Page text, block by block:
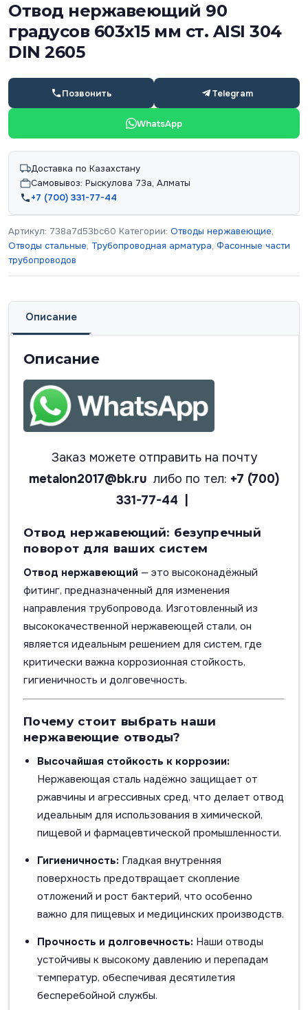
Отвод нержавеющий 90
градусов 603х15 мм ст. AISI 304
DIN 2605
Позвонить Telegram
WhatsApp
Доставка по Казахстану
Самовывоз: Рыскулова 73а, Алматы
+7 (700) 331-77-44
Артикул: 738a7d53bc60 Категории: Отводы нержавеющие,
Отводы стальные, Трубопроводная арматура, Фасонные части
трубопроводов
Описание
Описание
Заказ можете отправить на почту
metalon2017@bk.ru либо по тел: +7 (700)
331-77-44 |
Отвод нержавеющий: безупречный
поворот для ваших систем
Отвод нержавеющий — это высоконадёжный
фитинг, предназначенный для изменения
направления трубопровода. Изготовленный из
высококачественной нержавеющей стали, он
является идеальным решением для систем, где
критически важна коррозионная стойкость,
гигиеничность и долговечность.
Почему стоит выбрать наши
нержавеющие отводы?
Высочайшая стойкость к коррозии:
Нержавеющая сталь надёжно защищает от
ржавчины и агрессивных сред, что делает отвод
идеальным для использования в химической,
пищевой и фармацевтической промышленности.
Гигиеничность: Гладкая внутренняя
поверхность предотвращает скопление
отложений и рост бактерий, что особенно
важно для пищевых и медицинских производств.
Прочность и долговечность: Наши отводы
устойчивы к высокому давлению и перепадам
температур, обеспечивая десятилетия
бесперебойной службы.